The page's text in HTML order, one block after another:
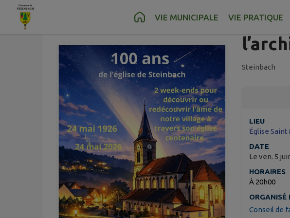
Contenu Pied de page
VIE MUNICIPALE VIE PRATIQUE
05
Ven.
Steinbach
LIEU
Église Saint
DATE
Le ven. 5
HORAIRES
À 20h00
ORGANISÉ
Conseil de